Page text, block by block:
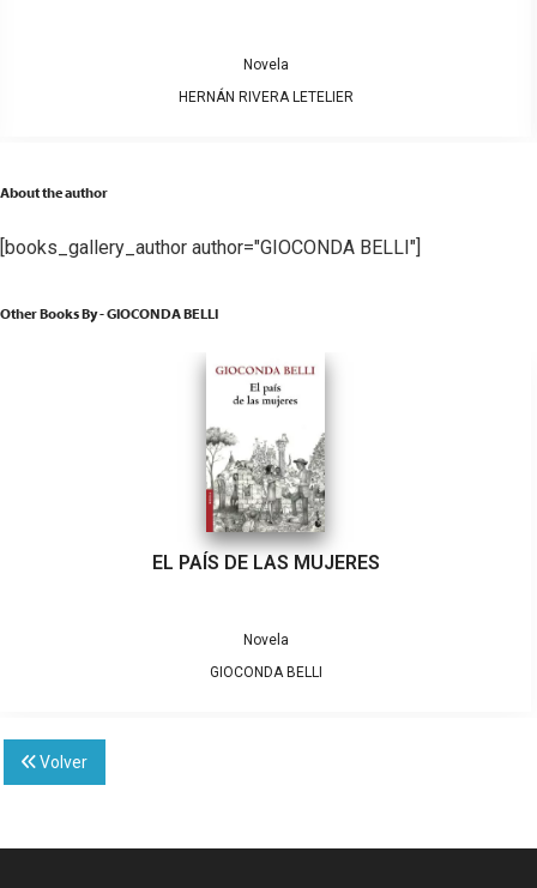
Novela
HERNÁN RIVERA LETELIER
About the author
[books_gallery_author author="GIOCONDA BELLI"]
Other Books By - GIOCONDA BELLI
EL PAÍS DE LAS MUJERES
Novela
GIOCONDA BELLI
Volver